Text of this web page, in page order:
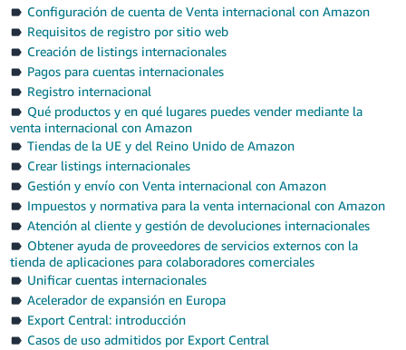
Configuración de cuenta de Venta internacional con Amazon
Requisitos de registro por sitio web
Creación de listings internacionales
Pagos para cuentas internacionales
Registro internacional
Qué productos y en qué lugares puedes vender mediante la
venta internacional con Amazon
Tiendas de la UE y del Reino Unido de Amazon
Crear listings internacionales
Gestión y envío con Venta internacional con Amazon
Impuestos y normativa para la venta internacional con Amazon
Atención al cliente y gestión de devoluciones internacionales
Obtener ayuda de proveedores de servicios externos con la
tienda de aplicaciones para colaboradores comerciales
Unificar cuentas internacionales
Acelerador de expansión en Europa
Export Central: introducción
Casos de uso admitidos por Export Central